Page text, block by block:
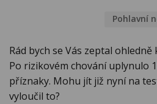
Pohlavní
Rád bych se Vás zeptal ohledně
Po rizikovém chování uplynulo
příznaky. Mohu jít již nyní na
vyloučil to?